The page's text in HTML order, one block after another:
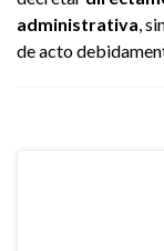
administrativa,
de acto